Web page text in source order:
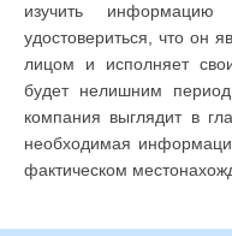
изучить информацию
удостовериться, что он
лицом и исполняет
будет нелишним
компания выглядит в
необходимая
фактическом